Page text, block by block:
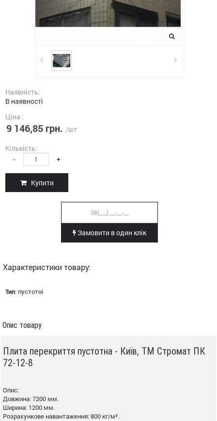
Наявність:
В наявності
Ціна :
9 146,85 грн. /шт
Кількість:
- +
Купити
Замовити в один клік
Характеристики товару:
Тип: пустотні
Опис товару
Плита перекриття пустотна - Київ, ТМ Стромат ПК
72-12-8
Опис:
Довжина: 7200 мм.
Ширина: 1200 мм.
Розрахункове навантаження: 800 кг/м².